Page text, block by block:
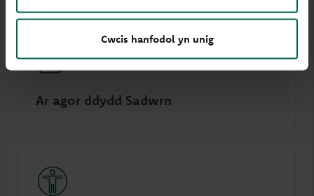
Cwcis hanfodol yn unig
Ar agor ddydd Sadwrn